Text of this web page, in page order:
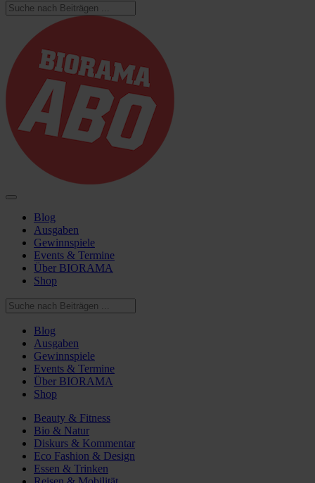
Blog
Ausgaben
Gewinnspiele
Events & Termine
Über BIORAMA
Shop
Blog
Ausgaben
Gewinnspiele
Events & Termine
Über BIORAMA
Shop
Beauty & Fitness
Bio & Natur
Diskurs & Kommentar
Eco Fashion & Design
Essen & Trinken